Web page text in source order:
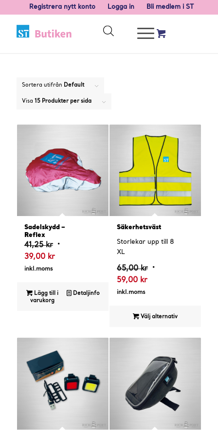
Registrera nytt konto Logga in Bli medlem i ST
Sortera utifrån Default
Visa 15 Produkter per sida
Sadelskydd –
Reflex
41,25kr Det
ursprungliga
41,25 kr.
39,00 krDet
är:
39,00 kr.
inkl.moms
Lägg till i
varukorg
Detaljinfo
Säkerhetsväst
Storlekar upp till 8
XL
65,00kr Det
65,00 kr.
59,00 krDet
är:
inkl.moms
Välj alternativ